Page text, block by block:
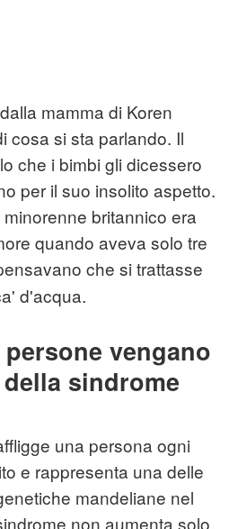
mamma di Koren
cosa si sta parlando. Il
che i bimbi gli dicessero
per il suo insolito aspetto.
britannico era
quando aveva solo tre
che si trattasse
d'acqua.
vengano
sindrome
una persona ogni
e rappresenta una delle
mandeliane nel
non aumenta solo